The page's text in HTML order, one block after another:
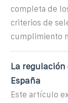
completa de
criterios de
cumplimiento
La
España
Este artículo